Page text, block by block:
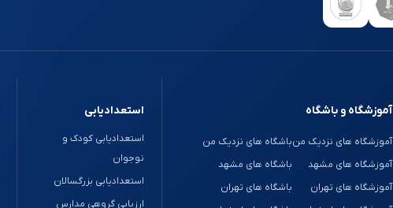
آموزشگاه و باشگاه
آموزشگاه های نزدیک من
آموزشگاه های مشهد
آموزشگاه های تهران
باشگاه های نزدیک من
باشگاه های مشهد
باشگاه های تهران
استعدادیابی
استعدادیابی کودک و
نوجوان
استعدادیابی بزرگسالان
ارزیابی گروهی مدارس